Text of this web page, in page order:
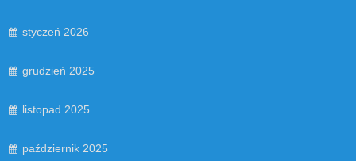
styczeń 2026
grudzień 2025
listopad 2025
październik 2025